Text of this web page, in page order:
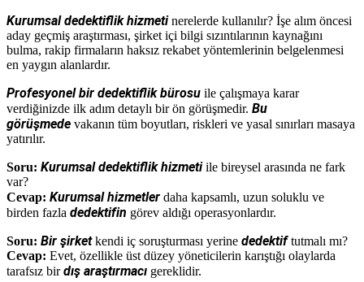
Kurumsal dedektiflik hizmetinerelerde kullanılır? İşe alım öncesi
aday geçmiş araştırması, şirket içi bilgi sızıntılarının kaynağını
bulma, rakip firmaların haksız rekabet yöntemlerinin belgelenmesi
en yaygın alanlardır.
Profesyonel bir dedektiflik bürosu ile çalışmaya karar
verdiğinizde ilk adım detaylı bir ön görüşmedir. Bu
görüşmede vakanın tüm boyutları, riskleri ve yasal sınırları masaya
yatırılır.
Soru: Kurumsal dedektiflik hizmetiile bireysel arasında ne fark
var?
Cevap: Kurumsal hizmetler daha kapsamlı, uzun soluklu ve
birden fazla dedektifin görev aldığı operasyonlardır.
Soru: Bir şirketkendi iç soruşturması yerine dedektiftutmalı mı?
Cevap: Evet, özellikle üst düzey yöneticilerin karıştığı olaylarda
tarafsız birdış araştırmacı gereklidir.